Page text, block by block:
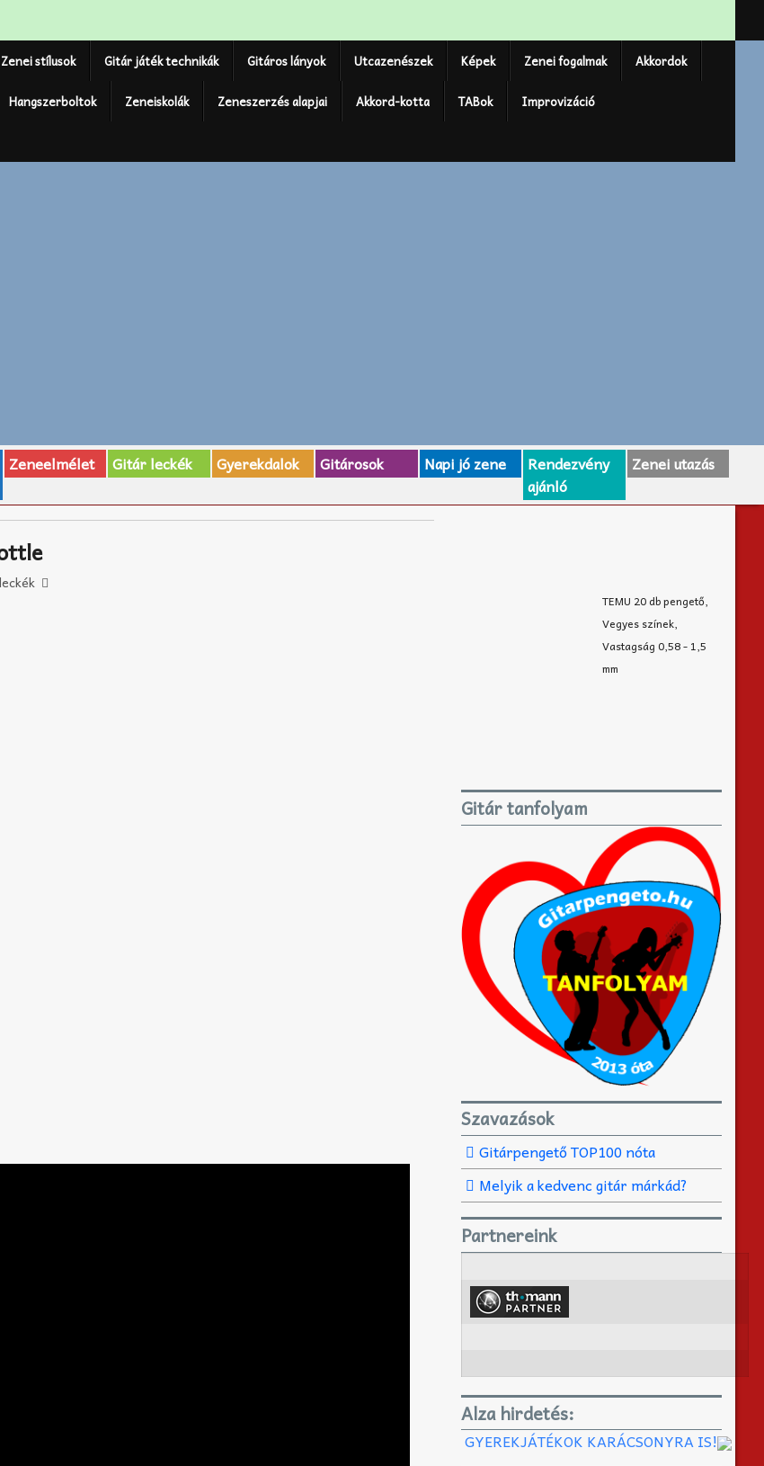
Zenei stílusok Gitár játék technikák Gitáros lányok Utcazenészek Képek Zenei fogalmak Akkordok
Hangszerboltok Zeneiskolák Zeneszerzés alapjai Akkord-kotta TABok Improvizáció
Zeneelmélet Gitár leckék Gyerekdalok Gitárosok Napi jó zene
Rendezvény
ajánló
Zenei utazás
TEMU 20 db pengető,
Vegyes színek,
Vastagság 0,58 - 1,5
mm
Gitár tanfolyam
Szavazások
Gitárpengető TOP100 nóta
Melyik a kedvenc gitár márkád?
Partnereink
Alza hirdetés:
GYEREKJÁTÉKOK KARÁCSONYRA IS!